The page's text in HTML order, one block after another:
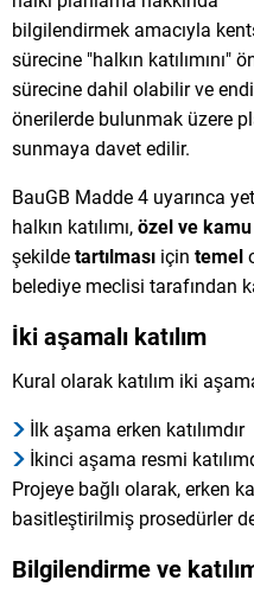
bilgilendirmek amacıyla
sürecine "halkın
sürecine dahil olabilir ve
önerilerde bulunmak üzere
sunmaya davet edilir.
BauGB Madde 4 uyarınca
halkın katılımı, özel ve kamu
şekilde tartılması için temel
belediye meclisi tarafından
İki aşamalı katılım
Kural olarak katılım iki
İlk aşama erken katılımdır
İkinci aşama resmi
Projeye bağlı olarak, erken
basitleştirilmiş prosedürler
Bilgilendirme ve